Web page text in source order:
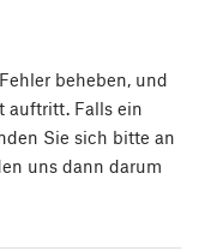
beheben, und
auftritt. Falls ein
Sie sich bitte an
uns dann darum